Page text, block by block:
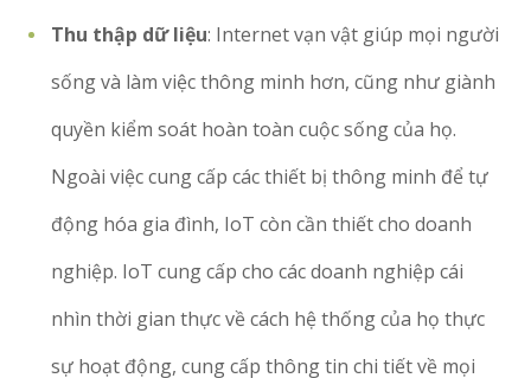
Thu thập dữ liệu: Internet vạn vật giúp mọi người
sống và làm việc thông minh hơn, cũng như giành
quyền kiểm soát hoàn toàn cuộc sống của họ.
Ngoài việc cung cấp các thiết bị thông minh để tự
động hóa gia đình, IoT còn cần thiết cho doanh
nghiệp. IoT cung cấp cho các doanh nghiệp cái
nhìn thời gian thực về cách hệ thống của họ thực
sự hoạt động, cung cấp thông tin chi tiết về mọi